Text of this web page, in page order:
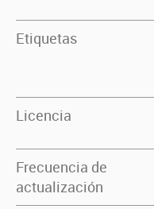
Etiquetas
Licencia
Frecuencia de
actualización